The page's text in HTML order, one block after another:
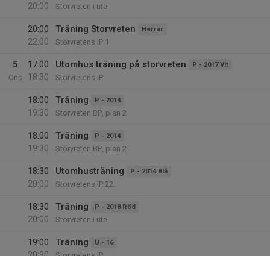
20:00
Storvreten i ute
20:00
22:00
Träning Storvreten Herrar
Storvretens IP 1
5
Ons
17:00
18:30
Utomhus träning på storvreten P - 2017 Vit
Storvretens IP
18:00
19:30
Träning P - 2014
Storvreten BP, plan 2
18:00
19:30
Träning P - 2014
Storvreten BP, plan 2
18:30
20:00
Utomhusträning P - 2014 Blå
Storvretens IP 22
18:30
20:00
Träning P - 2018 Röd
Storvreten i ute
19:00
Träning U - 16